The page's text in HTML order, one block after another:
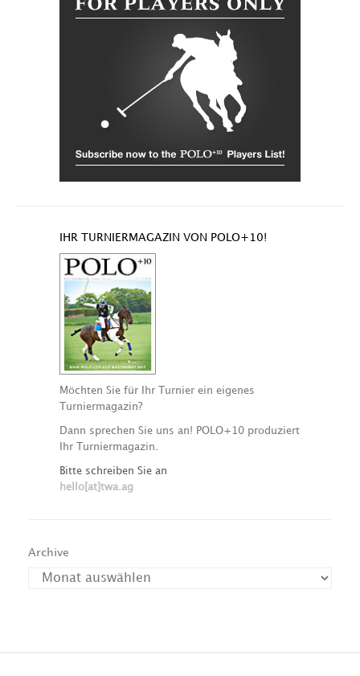
IHR TURNIERMAGAZIN VON POLO+10!
Möchten Sie für Ihr Turnier ein eigenes
Turniermagazin?
Dann sprechen Sie uns an! POLO+10 produziert
Ihr Turniermagazin.
Bitte schreiben Sie an
hello[at]twa.ag
Archive